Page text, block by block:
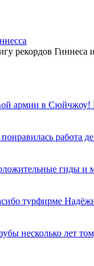
рекордов
армии в Сюйчжоу!
работа
гиды и
турфирме
несколько лет